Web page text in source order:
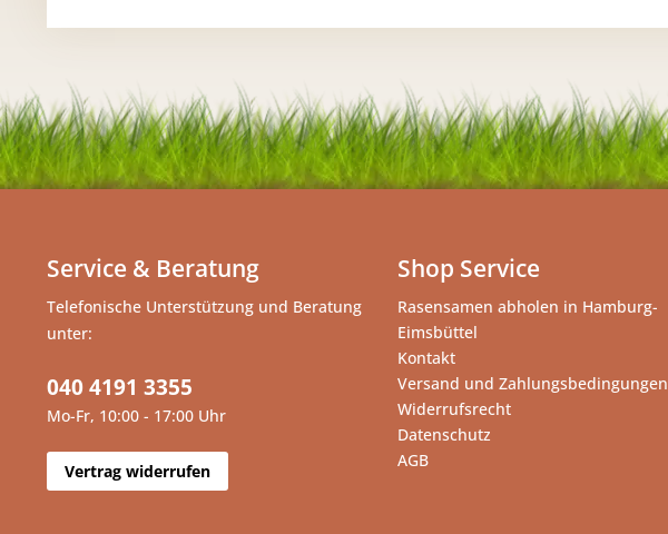
Service & Beratung
Telefonische Unterstützung und Beratung
unter:
040 4191 3355
Mo-Fr, 10:00 - 17:00 Uhr
Vertrag widerrufen
Shop Service
Rasensamen abholen in Hamburg-
Eimsbüttel
Kontakt
Versand und Zahlungsbedingungen
Widerrufsrecht
Datenschutz
AGB